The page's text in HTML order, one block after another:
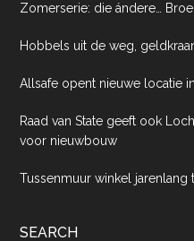
Zomerserie: die ándere…
Hobbels uit de weg,
Allsafe opent nieuwe locatie
Raad van State geeft ook
voor nieuwbouw
Tussenmuur winkel jarenlang
SEARCH